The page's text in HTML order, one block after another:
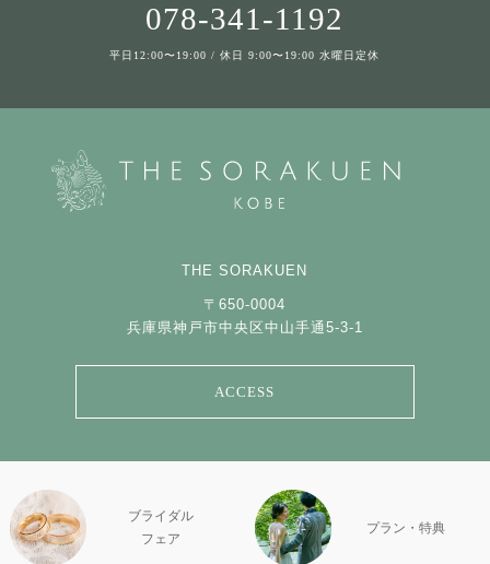
078-341-1192
平日12:00〜19:00 / 休日 9:00〜19:00 水曜日定休
THE SORAKUEN
〒650-0004
兵庫県神戸市中央区中山手通5-3-1
ACCESS
ブライダル
フェア
プラン・特典